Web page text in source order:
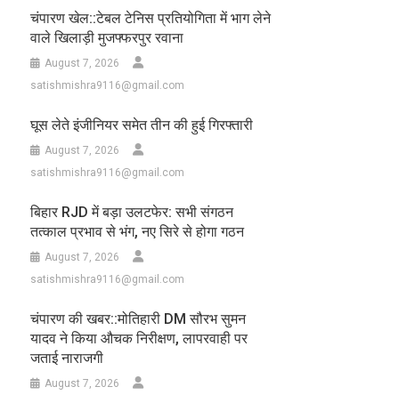
चंपारण खेल::टेबल टेनिस प्रतियोगिता में भाग लेने
वाले खिलाड़ी मुजफ्फरपुर रवाना
August 7, 2026
satishmishra9116@gmail.com
घूस लेते इंजीनियर समेत तीन की हुई गिरफ्तारी
August 7, 2026
satishmishra9116@gmail.com
बिहार RJD में बड़ा उलटफेर: सभी संगठन
तत्काल प्रभाव से भंग, नए सिरे से होगा गठन
August 7, 2026
satishmishra9116@gmail.com
चंपारण की खबर::मोतिहारी DM सौरभ सुमन
यादव ने किया औचक निरीक्षण, लापरवाही पर
जताई नाराजगी
August 7, 2026